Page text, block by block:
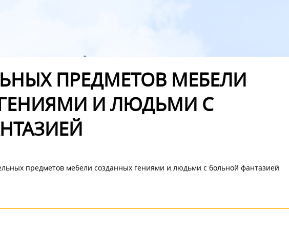
ПРЕДМЕТОВ МЕБЕЛИ
И ЛЮДЬМИ С
предметов мебели созданных гениями и людьми с больной фантазией